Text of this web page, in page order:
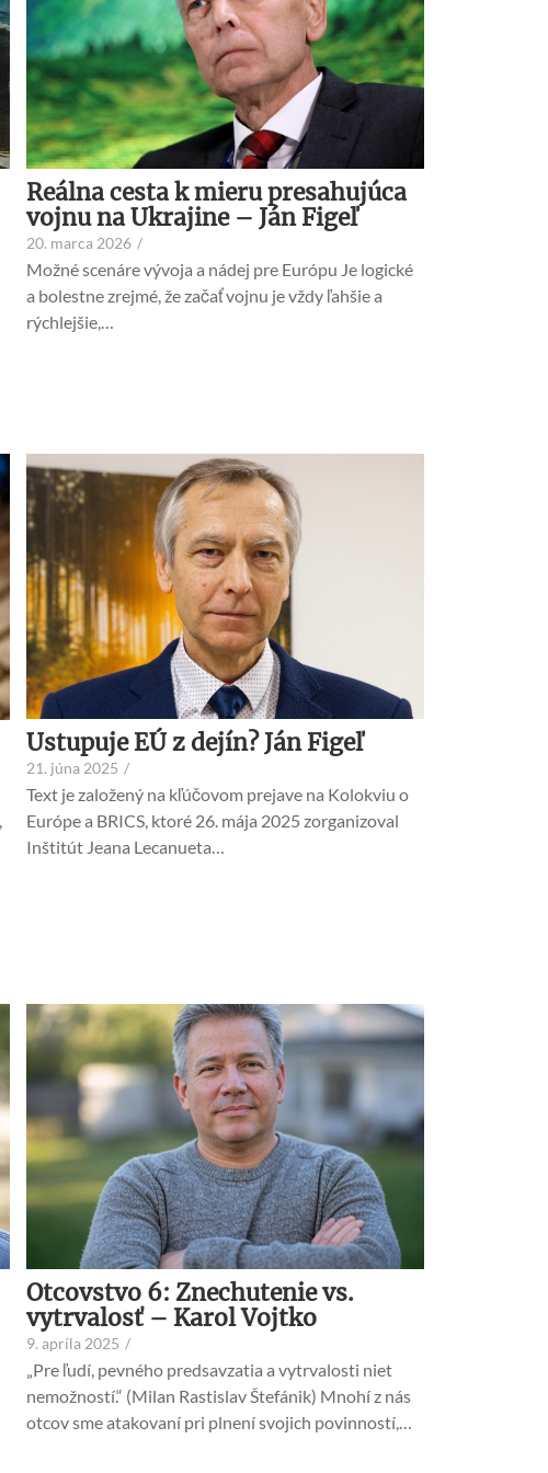
Reálna cesta k mieru presahujúca
vojnu na Ukrajine – Ján Figeľ
20. marca 2026 /
Možné scenáre vývoja a nádej pre Európu Je logické
a bolestne zrejmé, že začať vojnu je vždy ľahšie a
rýchlejšie,…
Ustupuje EÚ z dejín? Ján Figeľ
21. júna 2025 /
Text je založený na kľúčovom prejave na Kolokviu o
Európe a BRICS, ktoré 26. mája 2025 zorganizoval
Inštitút Jeana Lecanueta…
Otcovstvo 6: Znechutenie vs.
vytrvalosť – Karol Vojtko
9. apríla 2025 /
„Pre ľudí, pevného predsavzatia a vytrvalosti niet
nemožností.“ (Milan Rastislav Štefánik) Mnohí z nás
otcov sme atakovaní pri plnení svojich povinností,…